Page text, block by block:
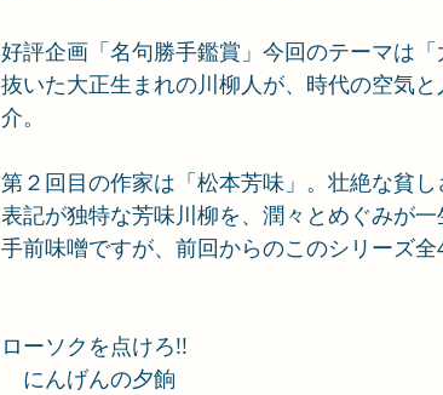
好評企画「名句勝手鑑賞」今回のテーマは
抜いた大正生まれの川柳人が、時代の空気
介。
第２回目の作家は「松本芳味」。壮絶な貧
表記が独特な芳味川柳を、潤々とめぐみが一
手前味噌ですが、前回からのこのシリーズ全
ローソクを点けろ!!
にんげんの夕餉